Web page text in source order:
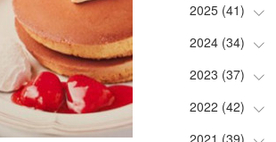
(1)
(2)
(2)
(1)
(2)
2025 (41)
(1)
(2)
(4)
(2)
2024 (34)
(3)
(2)
(2)
2023 (37)
(4)
(3)
2022 (42)
(5)
2021 (39)